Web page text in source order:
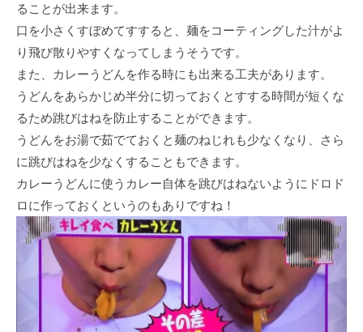
ることが出来ます。
口を小さくすぼめてすすると、麺をコーティングした汁がよ
り飛び散りやすくなってしまうそうです。
また、カレーうどんを作る時にも出来る工夫があります。
うどんをあらかじめ半分に切っておくとすする時間が短くな
るため跳びはねを防止することができます。
うどんをお湯で茹でておくと麺のねじれも少なくなり、さら
に跳びはねを少なくすることもできます。
カレーうどんに使うカレー自体を跳びはねないようにドロド
ロに作っておくというのもありですね！